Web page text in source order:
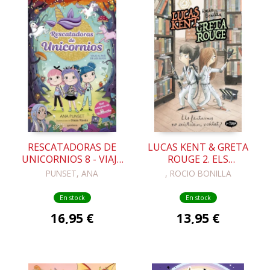
RESCATADORAS DE
UNICORNIOS 8 - VIAJE
AL PAÍS DE LOS ELFOS
PUNSET, ANA
En stock
16,95 €
LUCAS KENT & GRETA
ROUGE 2. ELS
FANTASMES NO
, ROCIO BONILLA
En stock
13,95 €